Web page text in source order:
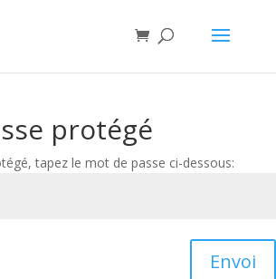
protégé
tapez le mot de passe ci-dessous:
Envoi